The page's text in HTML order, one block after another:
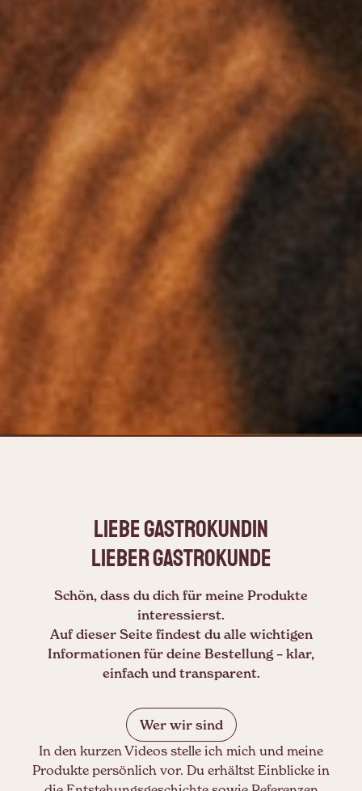
Liebe Gastrokundin
Lieber Gastrokunde
Schön, dass du dich für meine Produkte
interessierst.
Auf dieser Seite findest du alle wichtigen
Informationen für deine Bestellung – klar,
einfach und transparent.
Wer wir sind
In den kurzen Videos stelle ich mich und meine
Produkte persönlich vor. Du erhältst Einblicke in